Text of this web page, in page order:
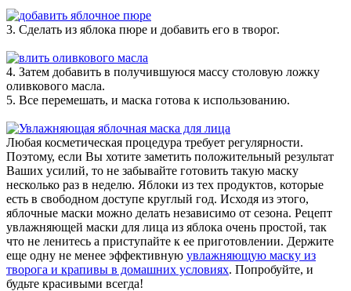
3. Сделать из яблока пюре и добавить его в творог.
4. Затем добавить в получившуюся массу столовую ложку
оливкового масла.
5. Все перемешать, и маска готова к использованию.
Любая косметическая процедура требует регулярности.
Поэтому, если Вы хотите заметить положительный результат
Ваших усилий, то не забывайте готовить такую маску
несколько раз в неделю. Яблоки из тех продуктов, которые
есть в свободном доступе круглый год. Исходя из этого,
яблочные маски можно делать независимо от сезона. Рецепт
увлажняющей маски для лица из яблока очень простой, так
что не ленитесь а приступайте к ее приготовлении. Держите
еще одну не менее эффективную увлажняющую маску из
творога и крапивы в домашних условиях. Попробуйте, и
будьте красивыми всегда!